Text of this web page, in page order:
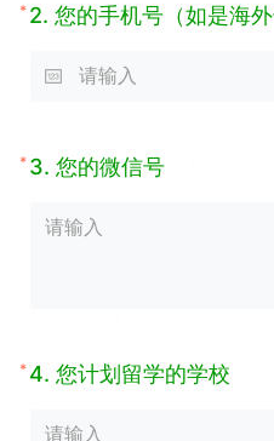
* 2. 您的手机号（如是海外
* 3. 您的微信号
* 4. 您计划留学的学校